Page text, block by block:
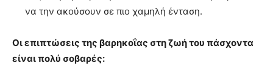
να την ακούσουν σε πιο χαμηλή ένταση.
Οι επιπτώσεις της βαρηκοΐας στη ζωή του πάσχοντα
είναι πολύ σοβαρές: